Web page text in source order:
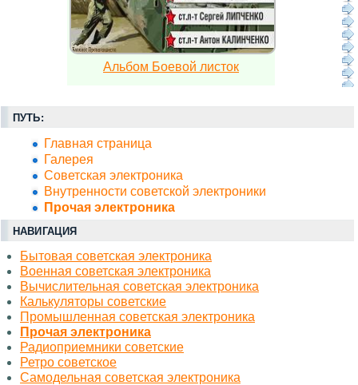
Альбом Боевой листок
ПУТЬ:
Главная страница
Галерея
Советская электроника
Внутренности советской электроники
Прочая электроника
НАВИГАЦИЯ
Бытовая советская электроника
Военная советская электроника
Вычислительная советская электроника
Калькуляторы советские
Промышленная советская электроника
Прочая электроника
Радиоприемники советские
Ретро советское
Самодельная советская электроника